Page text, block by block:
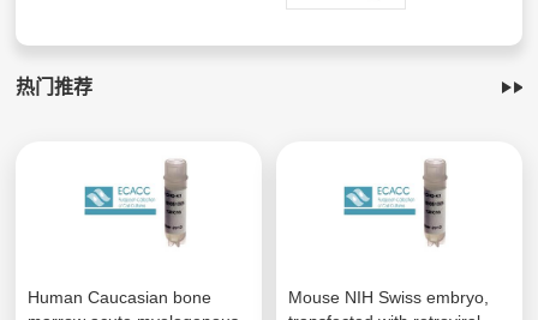
热门推荐
Human Caucasian bone
Mouse NIH Swiss embryo,